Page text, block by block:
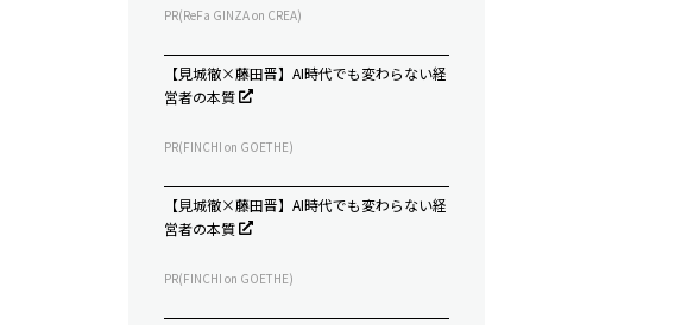
PR(ReFa GINZA on CREA)
【見城徹×藤田晋】AI時代でも変わらない経
営者の本質
PR(FINCHI on GOETHE)
【見城徹×藤田晋】AI時代でも変わらない経
営者の本質
PR(FINCHI on GOETHE)